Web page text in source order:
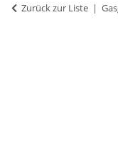
Zurück zur Liste